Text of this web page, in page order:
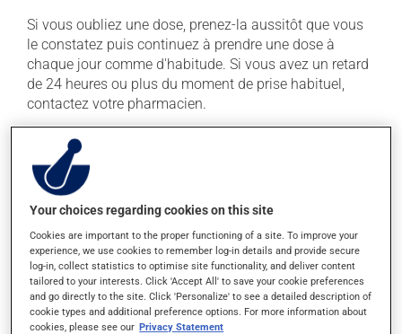
Si vous oubliez une dose, prenez-la aussitôt que vous
le constatez puis continuez à prendre une dose à
chaque jour comme d'habitude. Si vous avez un retard
de 24 heures ou plus du moment de prise habituel,
contactez votre pharmacien.
En règle générale, on utilise ce produit une fois par jour.
Il est possible que votre pharmacien vous ait indiqué
un horaire différent qui est plus approprié pour vous.
Vous devez le prendre régulièrement et de façon
continue pour maintenir ses effets bénéfiques.
Effets indésirables
En plus de ses effets recherchés, ce produit peut à
l'occasion entraîner certains effets indésirables (effets
Your choices regarding cookies on this site
Cookies are important to the proper functioning of a site. To improve your
experience, we use cookies to remember log-in details and provide secure
log-in, collect statistics to optimise site functionality, and deliver content
tailored to your interests. Click 'Accept All' to save your cookie preferences
and go directly to the site. Click 'Personalize' to see a detailed description of
cookie types and additional preference options. For more information about
cookies, please see our Privacy Statement